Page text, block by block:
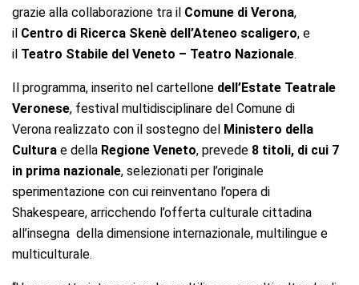
grazie alla collaborazione tra il Comune di Verona,
il Centro di Ricerca Skenè dell’Ateneo scaligero, e
il Teatro Stabile del Veneto – Teatro Nazionale.
Il programma, inserito nel cartellone dell’Estate Teatrale
Veronese, festival multidisciplinare del Comune di
Verona realizzato con il sostegno del Ministero della
Cultura e della Regione Veneto, prevede 8 titoli, di cui 7
in prima nazionale, selezionati per l’originale
sperimentazione con cui reinventano l’opera di
Shakespeare, arricchendo l’offerta culturale cittadina
all’insegna della dimensione internazionale, multilingue e
multiculturale.